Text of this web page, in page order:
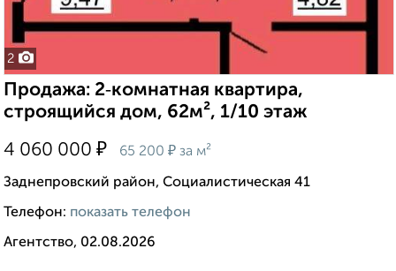
2
Продажа: 2‑комнатная квартира,
строящийся дом, 62м², 1/10 этаж
4 060 000 ₽ 65 200 ₽ за м²
Заднепровский район, Социалистическая 41
Телефон: показать телефон
Агентство, 02.08.2026